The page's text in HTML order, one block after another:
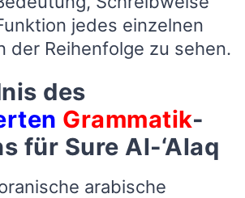
jedes einzelnen
der Reihenfolge zu sehen.
des
Grammatik-
für Sure Al-‘Alaq
arabische